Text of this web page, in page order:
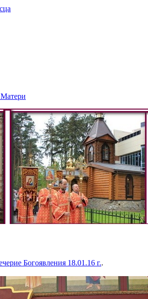
Богоявления 18.01.16 г..